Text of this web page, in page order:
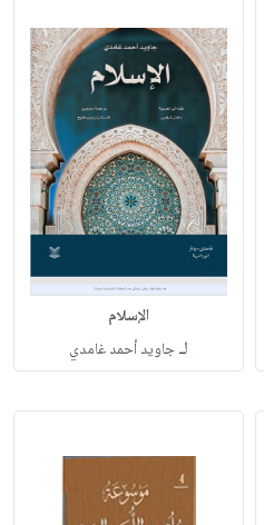
الإسلام
لـجاويد أحمد غامدي